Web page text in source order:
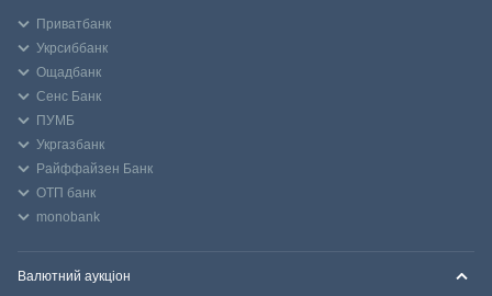
Приватбанк
Укрсиббанк
Ощадбанк
Сенс Банк
ПУМБ
Укргазбанк
Райффайзен Банк
ОТП банк
monobank
Валютний аукціон